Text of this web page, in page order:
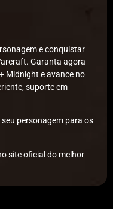
e conquistar
Garanta agora
Midnight e avance no
suporte em
seu personagem para os
site oficial do melhor